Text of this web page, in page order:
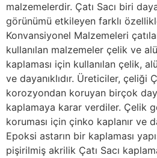
malzemelerdir. Çatı Sacı biri
görünümü etkileyen farklı
Konvansiyonel Malzemeleri
kullanılan malzemeler çelik ve
kaplaması için kullanılan çelik,
ve dayanıklıdır. Üreticiler, çeliği
korozyondan koruyan birçok
kaplamaya karar verdiler. Çelik
koruması için çinko kaplanır ve
Epoksi astarın bir kaplaması
pişirilmiş akrilik Çatı Sacı